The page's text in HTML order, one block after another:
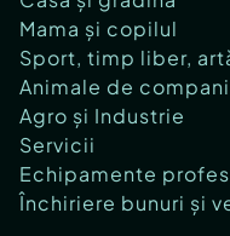
Mama și copilul
Sport, timp liber,
Animale de
Agro și Industrie
Servicii
Echipamente
Închiriere bunuri și